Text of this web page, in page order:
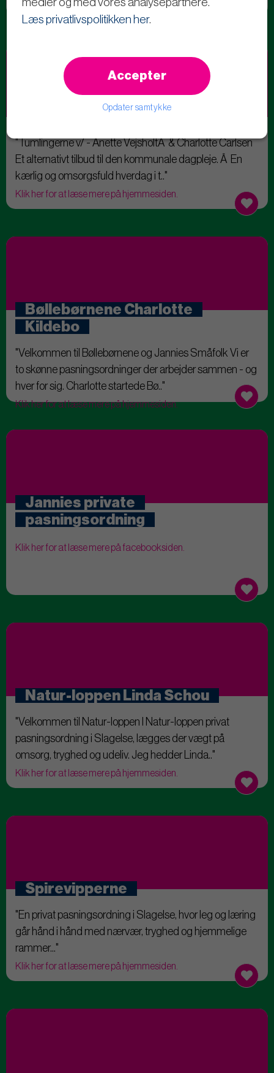
Tumlingerne
"Tumlingerne v/ - Anette VejsholtÂ & Charlotte Carlsen
Et alternativt tilbud til den kommunale dagpleje. Â En
kærlig og omsorgsfuld hverdag i t.."
Klik her for at læse mere på hjemmesiden.
Bøllebørnene Charlotte
Kildebo
"Velkommen til Bøllebørnene og Jannies Småfolk Vi er
to skønne pasningsordninger der arbejder sammen - og
hver for sig. Charlotte startede Bø.."
Klik her for at læse mere på hjemmesiden.
Jannies private
pasningsordning
Klik her for at læse mere på facebooksiden.
Natur-loppen Linda Schou
"Velkommen til Natur-loppen I Natur-loppen privat
pasningsordning i Slagelse, lægges der vægt på
omsorg, tryghed og udeliv. Jeg hedder Linda.."
Klik her for at læse mere på hjemmesiden.
Spirevipperne
"En privat pasningsordning i Slagelse, hvor leg og læring
går hånd i hånd med nærvær, tryghed og hjemmelige
rammer..."
Klik her for at læse mere på hjemmesiden.
Læs privatlivspolitikken her.
Accepter
Opdater samtykke